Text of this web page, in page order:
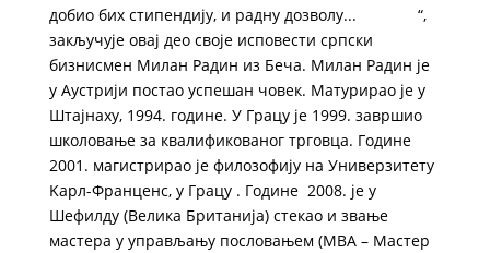
добио бих стипендију, и радну дозволу... “,
закључује овај део своје исповести српски
бизнисмен Милан Радин из Беча. Милан Радин је
у Аустрији постао успешан човек. Матурирао је у
Штајнаху, 1994. године. У Грацу је 1999. завршио
школовање за квалификованог трговца. Године
2001. магистрирао је филозофију на Универзитету
Kарл-Франценс, у Грацу . Године 2008. је у
Шефилду (Велика Британија) стекао и звање
мастера у управљању пословањем (МВА – Мастер